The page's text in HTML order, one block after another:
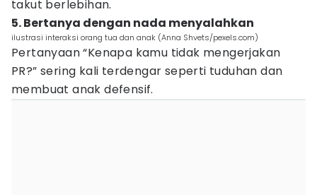
takut berlebihan.
5. Bertanya dengan nada menyalahkan
ilustrasi interaksi orang tua dan anak (Anna Shvets/pexels.com)
Pertanyaan “Kenapa kamu tidak mengerjakan
PR?” sering kali terdengar seperti tuduhan dan
membuat anak defensif.